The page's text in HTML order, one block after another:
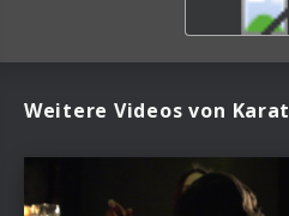
Weitere Videos von Karat